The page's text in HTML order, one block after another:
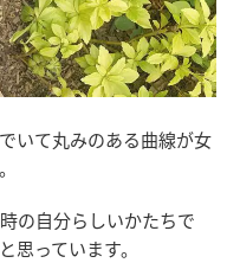
いて丸みのある曲線が女
の自分らしいかたちで
思っています。